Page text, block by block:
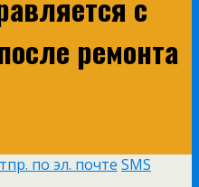
с
ремонта
по эл. почте SMS